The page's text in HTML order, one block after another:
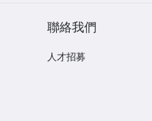
聯絡我們
人才招募